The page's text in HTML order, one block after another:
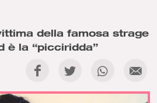
della famosa strage
è la “picciridda”